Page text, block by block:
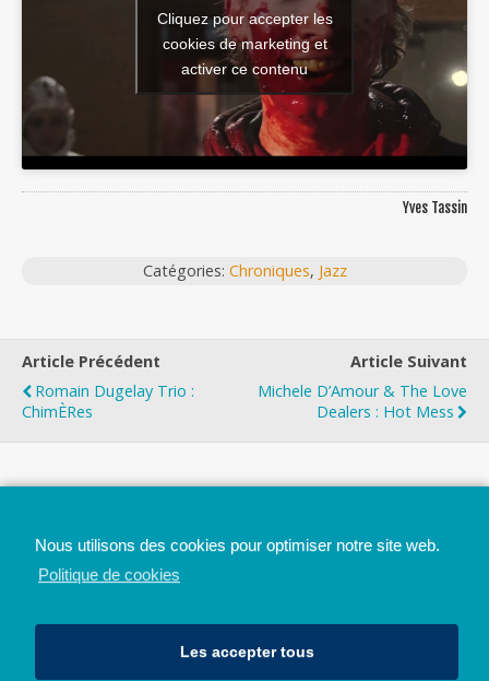
Cliquez pour accepter les
cookies de marketing et
activer ce contenu
Yves Tassin
Catégories: Chroniques, Jazz
Article Précédent
Romain Dugelay Trio :
Chim​è​res
Article Suivant
Michele D’Amour & The Love
Dealers : Hot Mess
Nous utilisons des cookies pour optimiser notre site web.
Politique de cookies
Les accepter tous